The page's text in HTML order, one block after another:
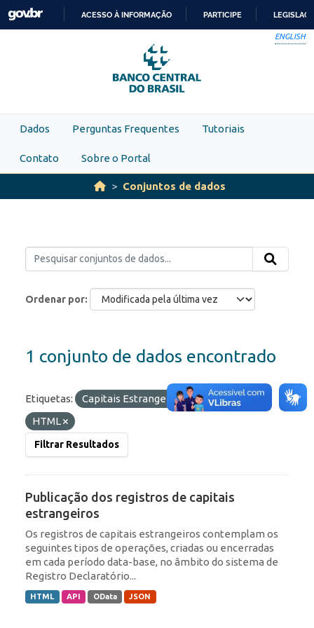
Skip to main content
PARA
O
CONTEÚDO
ACESSO À INFORMAÇÃO PARTICIPE
ENGLISH
Dados Perguntas Frequentes Tutoriais
Contato Sobre o Portal
Conjuntos de dados
Ordenar por
1 conjunto de dados encontrado
Etiquetas: Capitais Estrangeiros
Formatos:
HTML
Filtrar Resultados
Publicação dos registros de capitais
estrangeiros
Os registros de capitais estrangeiros contemplam os
seguintes tipos de operações, criadas ou encerradas
em cada período data-base, no âmbito do sistema de
Registro Declaratório...
HTML API OData JSON